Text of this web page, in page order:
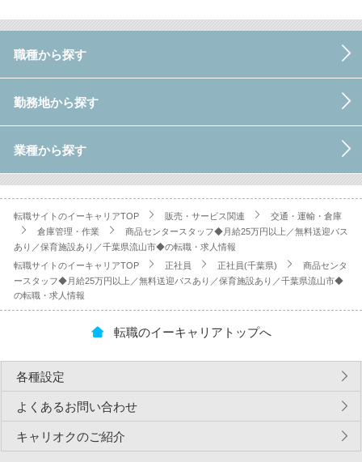
職種から探す
勤務地から探す
業種から探す
転職サイトのイーキャリアTOP 販売・サービス関連
交通・運輸・倉庫
倉庫管理・作業
商品センタースタッフ◆月給25万円以上／無料送迎バス
あり／保育施設あり／千葉県流山市◆の転職・求人情報
転職サイトのイーキャリアTOP
正社員 正社員(千葉県)
商品センタ
ースタッフ◆月給25万円以上／無料送迎バスあり／保育施設あり／千葉県流山市◆
の転職・求人情報
転職のイーキャリアトップへ
各種設定
よくあるお問い合わせ
キャリオクのご紹介